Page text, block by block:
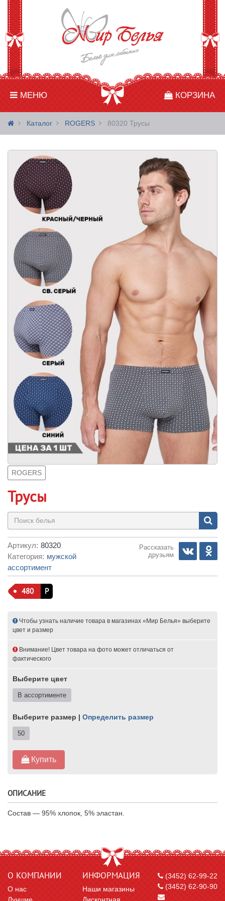
МЕНЮ КОРЗИНА
Каталог ROGERS 80320 Трусы
ROGERS
Трусы
Артикул: 80320
Категория: мужской
ассортимент
Рассказать
друзьям
480 Р
Чтобы узнать наличие товара в магазинах «Мир Белья» выберите
цвет и размер
Внимание! Цвет товара на фото может отличаться от
фактического
Выберите цвет
В ассортименте
Выберите размер | Определить размер
50
Купить
ОПИСАНИЕ
Состав — 95% хлопок, 5% эластан.
О КОМПАНИИ
О нас
ИНФОРМАЦИЯ
Наши магазины
(3452) 62-99-22
(3452) 62-90-90